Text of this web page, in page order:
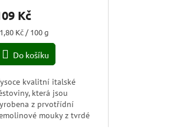
Kč
Kč / 100 g
Do košíku
kvalitní italské
která jsou
z prvotřídní
mouky z tvrdé